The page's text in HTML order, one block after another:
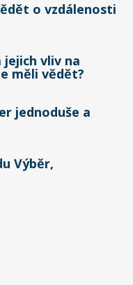
o vzdálenosti
vliv na
měli vědět?
jednoduše a
Výběr,